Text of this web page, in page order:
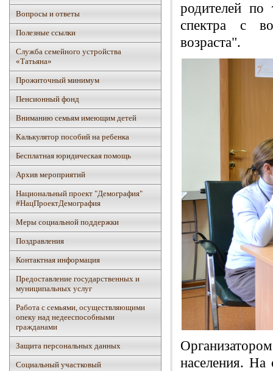
Вопросы и ответы
Полезные ссылки
Служба семейного устройства
«Татьяна»
Прожиточный минимум
Пенсионный фонд
Вниманию семьям имеющим детей
Калькулятор пособий на ребенка
Бесплатная юридическая помощь
Архив мероприятий
Национальный проект "Демография"
#НацПроектДемография
Mеры социальной поддержки
Поздравления
Контактная информация
Предоставление государственных и
муниципальных услуг
Работа с семьями, осуществляющими
опеку над недееспособными
гражданами
Защита персональных данных
Социальный участковый
родителей по
спектра с
возраста".
населения. На